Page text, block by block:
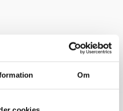
Om
till i varukorg